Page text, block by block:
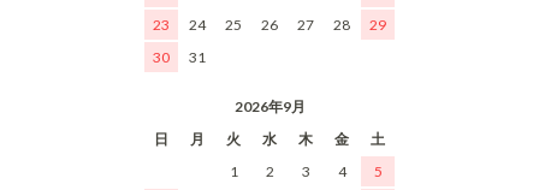
23
24 25 26 27 28
29
30
31
2026年9月
日
月 火 水 木 金
土
1
2 3 4
5